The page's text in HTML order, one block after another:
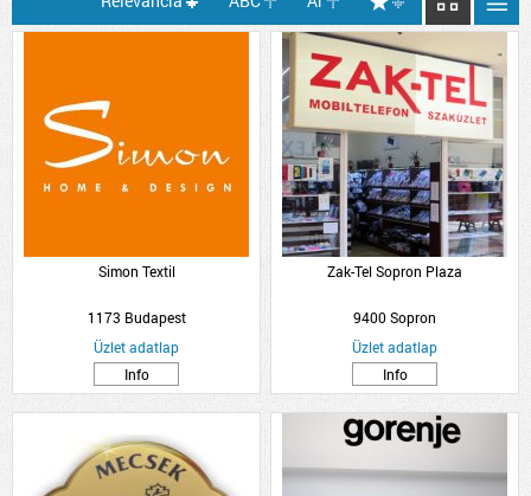
Simon Textil
1173 Budapest
Üzlet adatlap
Info
Zak-Tel Sopron Plaza
9400 Sopron
Üzlet adatlap
Info